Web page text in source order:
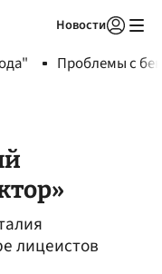
Новости
Проблемы с
лицеистов